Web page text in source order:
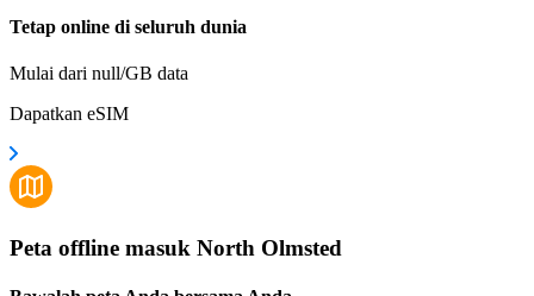
Tetap online di seluruh dunia
Mulai dari null/GB data
Dapatkan eSIM
Peta offline masuk North Olmsted